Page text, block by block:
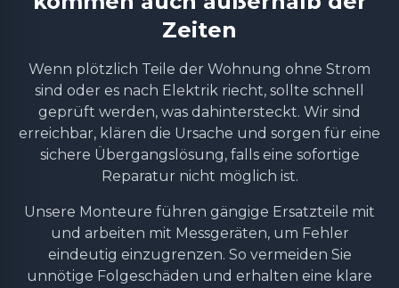
Zeiten
Wenn plötzlich Teile der Wohnung ohne Strom
sind oder es nach Elektrik riecht, sollte schnell
geprüft werden, was dahintersteckt. Wir sind
erreichbar, klären die Ursache und sorgen für eine
sichere Übergangslösung, falls eine sofortige
Reparatur nicht möglich ist.
Unsere Monteure führen gängige Ersatzteile mit
und arbeiten mit Messgeräten, um Fehler
eindeutig einzugrenzen. So vermeiden Sie
unnötige Folgeschäden und erhalten eine klare